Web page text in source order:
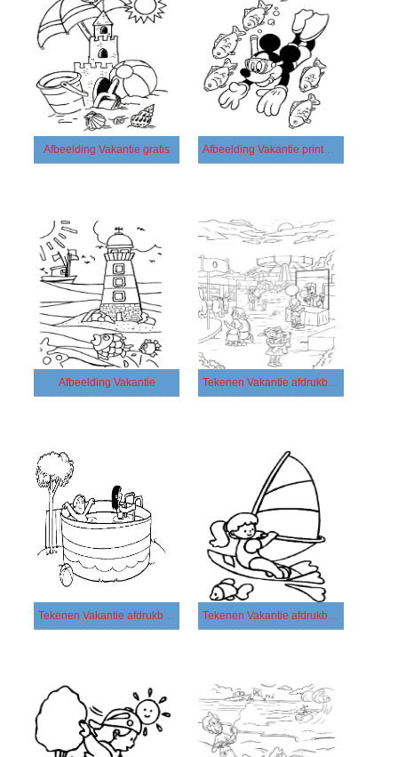
Afbeelding Vakantie gratis Afbeelding Vakantie printbaar
Afbeelding Vakantie Tekenen Vakantie afdrukbaar basis
Tekenen Vakantie afdrukbaar eenvoudig Tekenen Vakantie afdrukbaar simpel